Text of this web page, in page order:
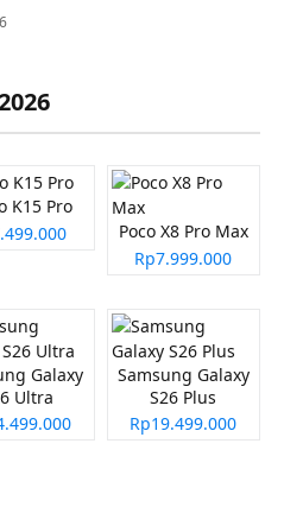
K15 Pro
Poco X8 Pro Max
Rp7.999.000
Galaxy
Ultra
Samsung Galaxy
S26 Plus
Rp19.499.000